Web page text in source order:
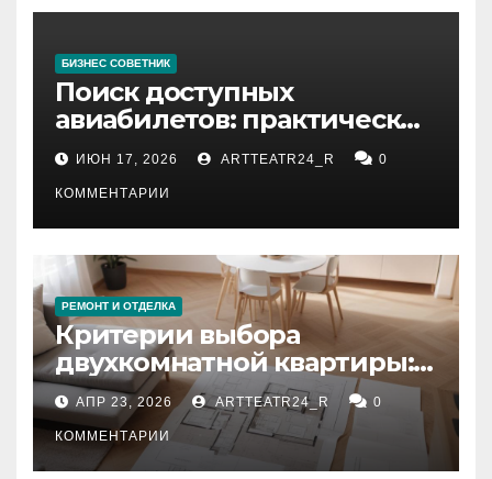
БИЗНЕС СОВЕТНИК
Поиск доступных
авиабилетов: практические
рекомендации
ИЮН 17, 2026 ARTTEATR24_R 0
КОММЕНТАРИИ
РЕМОНТ И ОТДЕЛКА
Критерии выбора
двухкомнатной квартиры:
планировка, площадь,
состояние и документация
АПР 23, 2026 ARTTEATR24_R 0
КОММЕНТАРИИ